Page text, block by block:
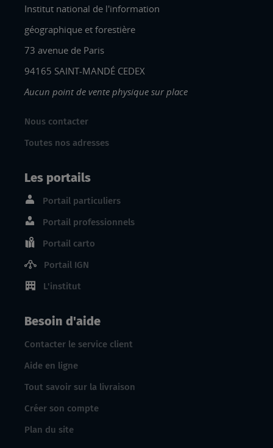
Institut national de l'information
géographique et forestière
73 avenue de Paris
94165 SAINT-MANDÉ CEDEX
Aucun point de vente physique sur place
Nous contacter
Toutes nos adresses
Les portails
Portail particuliers
Portail professionnels
Portail carto
Portail IGN
L'institut
Besoin d'aide
Contacter le service client
Aide en ligne
Tout savoir sur la livraison
Créer son compte
Plan du site